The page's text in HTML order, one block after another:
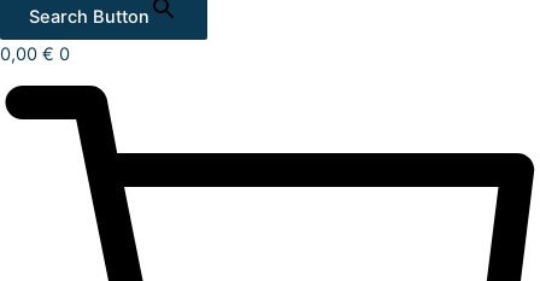
Search Button
0,00 € 0